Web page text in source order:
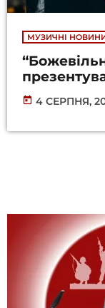
МУЗИЧНІ
today 4 СЕРПНЯ,